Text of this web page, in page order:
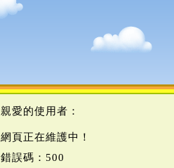
親愛的使用者：
網頁正在維護中！
錯誤碼：500